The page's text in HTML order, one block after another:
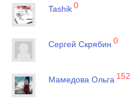
Tashik0
Сергей Скрябин 0
Мамедова Ольга 152